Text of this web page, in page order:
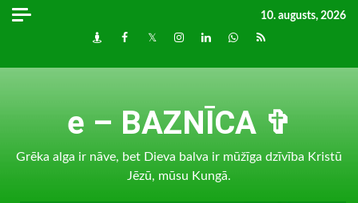
Skip
10. augusts, 2026
DraugiemFacebook
TwitterInstagram
LinkedInwhatsapp
RSS
e – BAZNĪCA ✞
Grēka alga ir nāve, bet Dieva balva ir mūžīga dzīvība Kristū
Jēzū, mūsu Kungā.